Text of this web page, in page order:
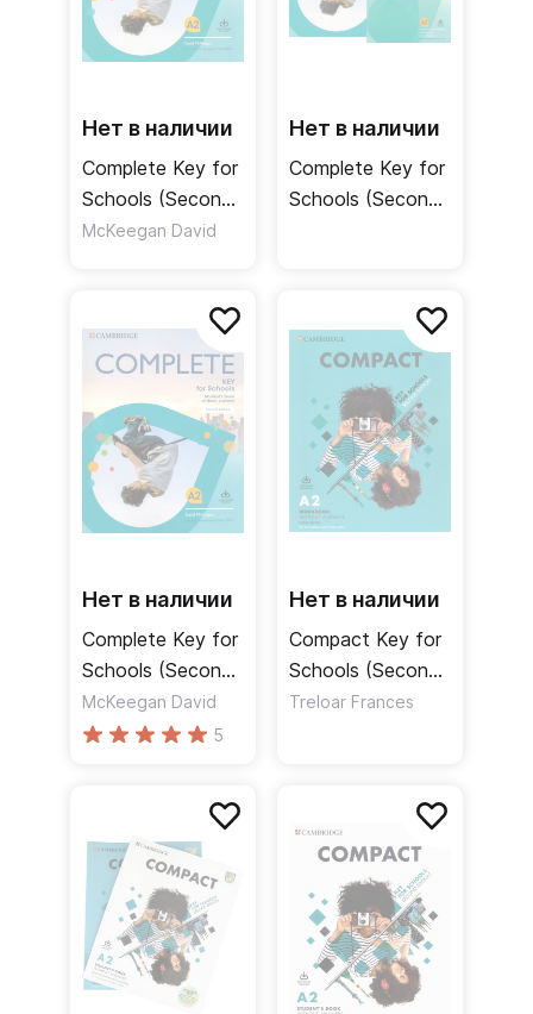
Нет в наличии
Complete Key for
Schools (Second
Edition) Student's
Workbook /
Учебник без
онлайн-тетрадь
McKeegan David
Нет в наличии
Complete Key for
Schools (Second
Workbook /
Учебник без
ответов +
рабочая тетрадь
без ответов +
онлайн-практика
Нет в наличии
Complete Key for
Schools (Second
Edition) Student's
Book without
ответов +
онлайн-практика
McKeegan David
5
Нет в наличии
Compact Key for
Schools (Second
Edition)
Treloar Frances